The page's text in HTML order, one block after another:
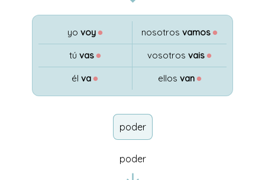
yo voy ●
tú vas ●
élva ●
nosotrosvamos ●
vosotrosvais ●
ellos van ●
poder
poder